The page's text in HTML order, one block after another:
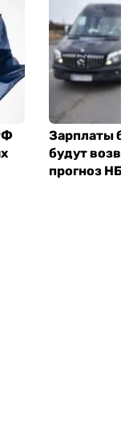
Зарплаты
будут
прогноз НБУ